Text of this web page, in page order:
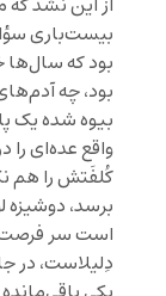
از این نشد که
بیست‌باری
بود که سال‌ها
بود، چه
بیوه شده یک
واقع عده‌ای
کُلفَتش را هم
برسد،
است سر فرصت
دِلیلاست، در